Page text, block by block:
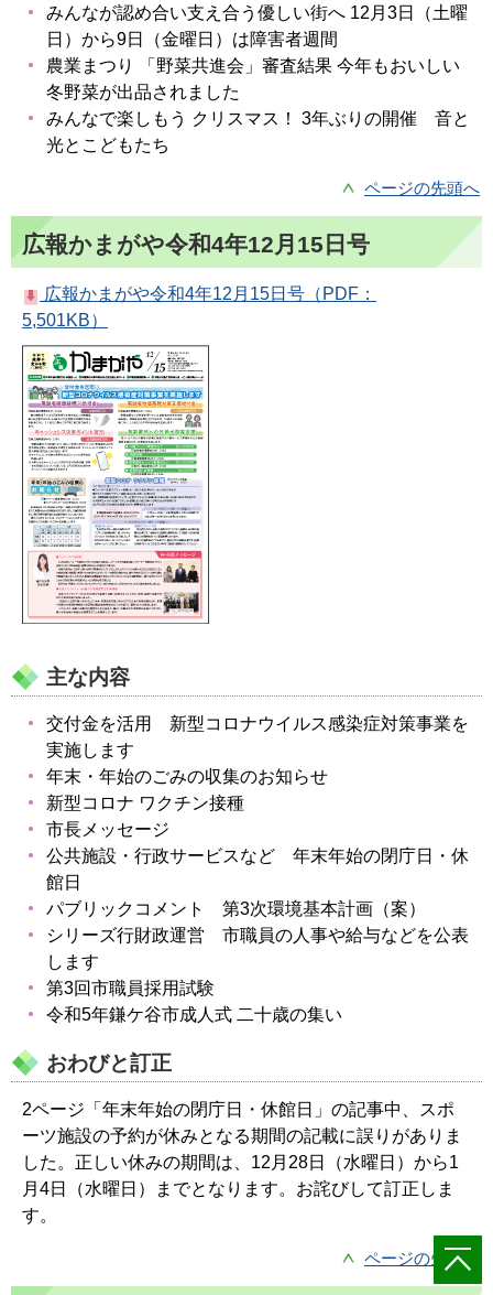
みんなが認め合い支え合う優しい街へ 12月3日（土曜
日）から9日（金曜日）は障害者週間
農業まつり 「野菜共進会」審査結果 今年もおいしい
冬野菜が出品されました
みんなで楽しもう クリスマス！ 3年ぶりの開催 音と
光とこどもたち
ページの先頭へ
広報かまがや令和4年12月15日号
広報かまがや令和4年12月15日号（PDF：
5,501KB）
主な内容
交付金を活用 新型コロナウイルス感染症対策事業を
実施します
年末・年始のごみの収集のお知らせ
新型コロナ ワクチン接種
市長メッセージ
公共施設・行政サービスなど 年末年始の閉庁日・休
館日
パブリックコメント 第3次環境基本計画（案）
シリーズ行財政運営 市職員の人事や給与などを公表
します
第3回市職員採用試験
令和5年鎌ケ谷市成人式 二十歳の集い
おわびと訂正
2ページ「年末年始の閉庁日・休館日」の記事中、スポ
ーツ施設の予約が休みとなる期間の記載に誤りがありま
した。正しい休みの期間は、12月28日（水曜日）から1
月4日（水曜日）までとなります。お詫びして訂正しま
す。
ページの先頭へ